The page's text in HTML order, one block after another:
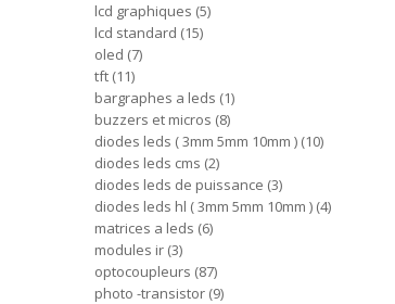
lcd graphiques 5
lcd standard 15
oled 7
tft 11
bargraphes a leds 1
buzzers et micros 8
diodes leds ( 3mm 5mm 10mm ) 10
diodes leds cms 2
diodes leds de puissance 3
diodes leds hl ( 3mm 5mm 10mm ) 4
matrices a leds 6
modules ir 3
optocoupleurs 87
photo -transistor 9